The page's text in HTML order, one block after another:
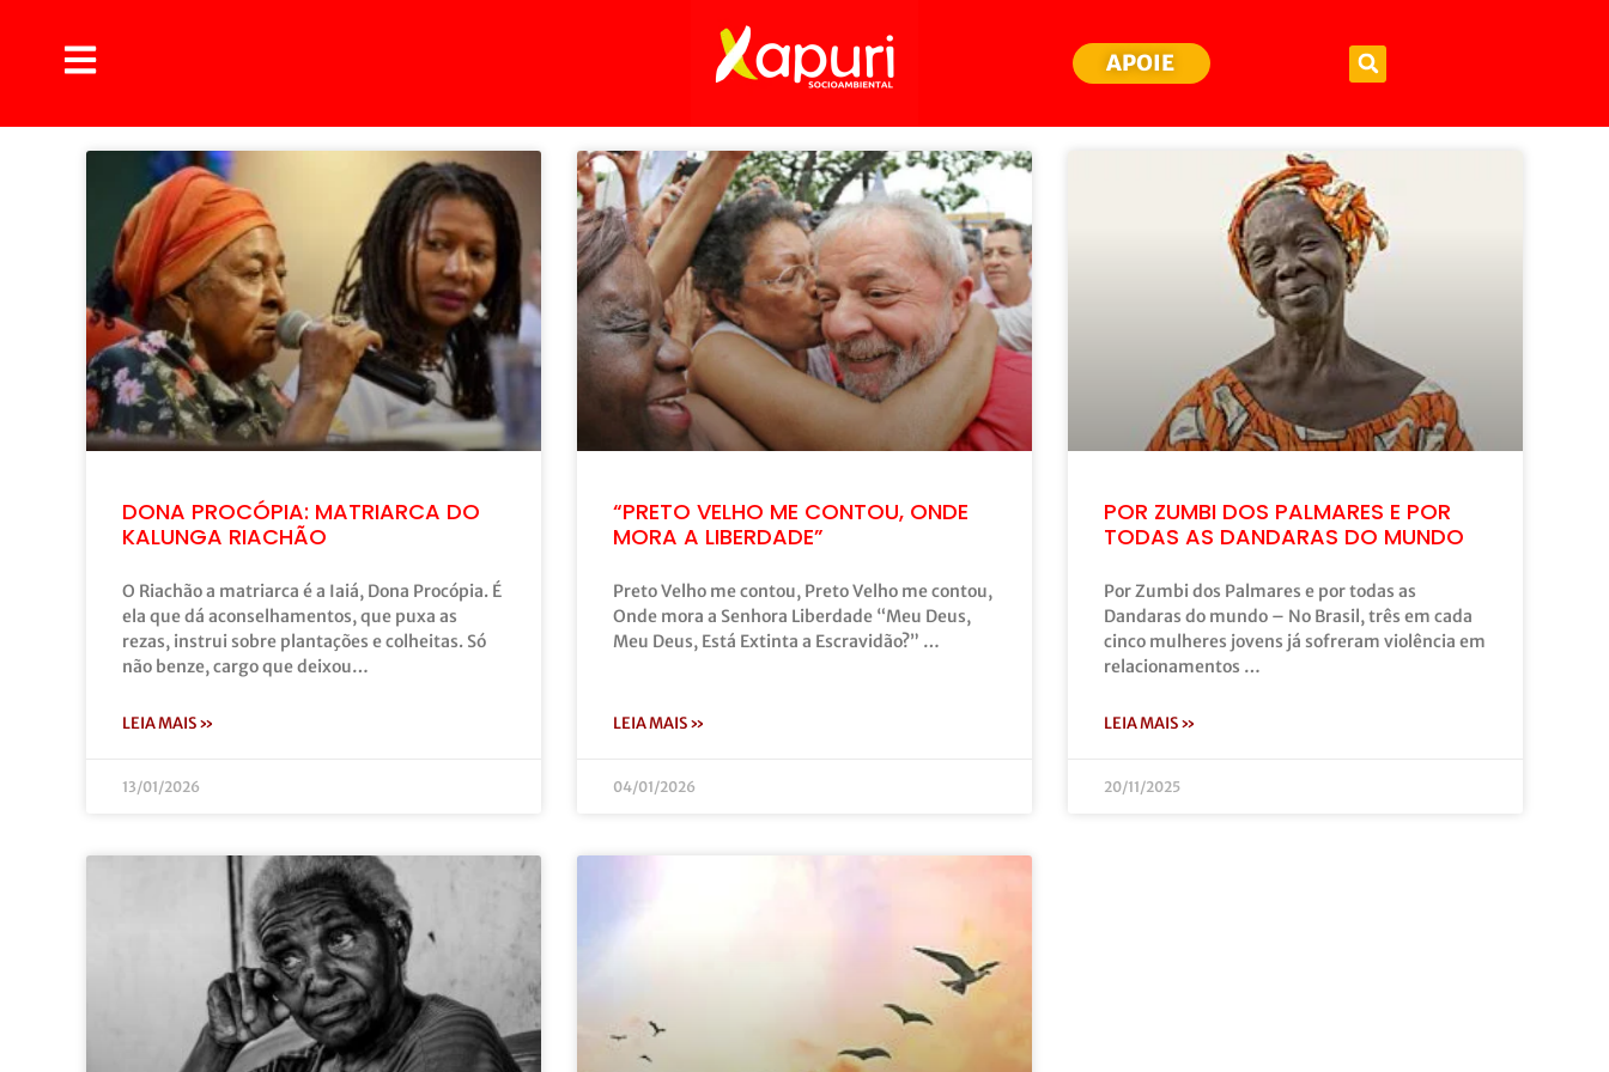
APOIE
DONA PROCÓPIA: MATRIARCA DO
KALUNGA RIACHÃO
O Riachão a matriarca é a Iaiá, Dona Procópia. É
ela que dá aconselhamentos, que puxa as
rezas, instrui sobre plantações e colheitas. Só
não benze, cargo que deixou…
LEIA MAIS »
13/01/2026
“PRETO VELHO ME CONTOU, ONDE
MORA A LIBERDADE”
Preto Velho me contou, Preto Velho me contou,
Onde mora a Senhora Liberdade “Meu Deus,
Meu Deus, Está Extinta a Escravidão?” …
LEIA MAIS »
04/01/2026
POR ZUMBI DOS PALMARES E POR
TODAS AS DANDARAS DO MUNDO
Por Zumbi dos Palmares e por todas as
Dandaras do mundo – No Brasil, três em cada
cinco mulheres jovens já sofreram violência em
relacionamentos …
LEIA MAIS »
20/11/2025